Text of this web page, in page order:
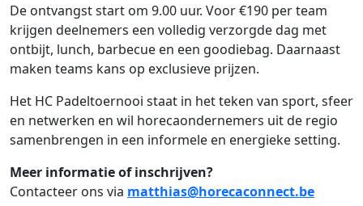
De ontvangst start om 9.00 uur. Voor €190 per team
krijgen deelnemers een volledig verzorgde dag met
ontbijt, lunch, barbecue en een goodiebag. Daarnaast
maken teams kans op exclusieve prijzen.
Het HC Padeltoernooi staat in het teken van sport, sfeer
en netwerken en wil horecaondernemers uit de regio
samenbrengen in een informele en energieke setting.
Meer informatie of inschrijven?
Contacteer ons via matthias@horecaconnect.be